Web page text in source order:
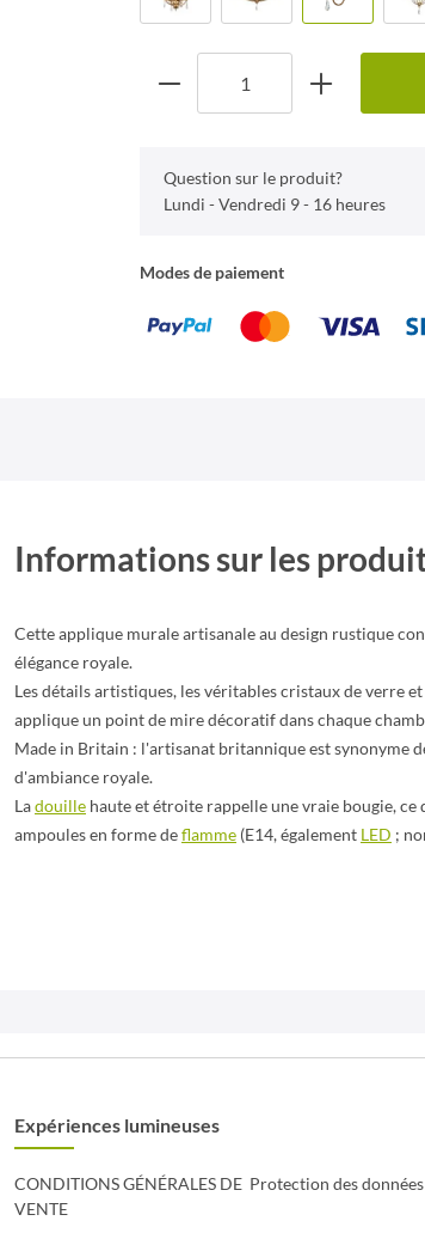
Question sur le produit?
Lundi - Vendredi 9 - 16 heures
Modes de paiement
Informations sur les
Cette applique murale artisanale au design rustique
élégance royale.
Les détails artistiques, les véritables cristaux de verre
applique un point de mire décoratif dans chaque
Made in Britain : l'artisanat britannique est synonyme
d'ambiance royale.
Ladouille haute et étroite rappelle une vraie bougie, ce
ampoules en forme deflamme (E14, également LED ;
Expériences lumineuses
CONDITIONS GÉNÉRALES DE
VENTE
Protection des données